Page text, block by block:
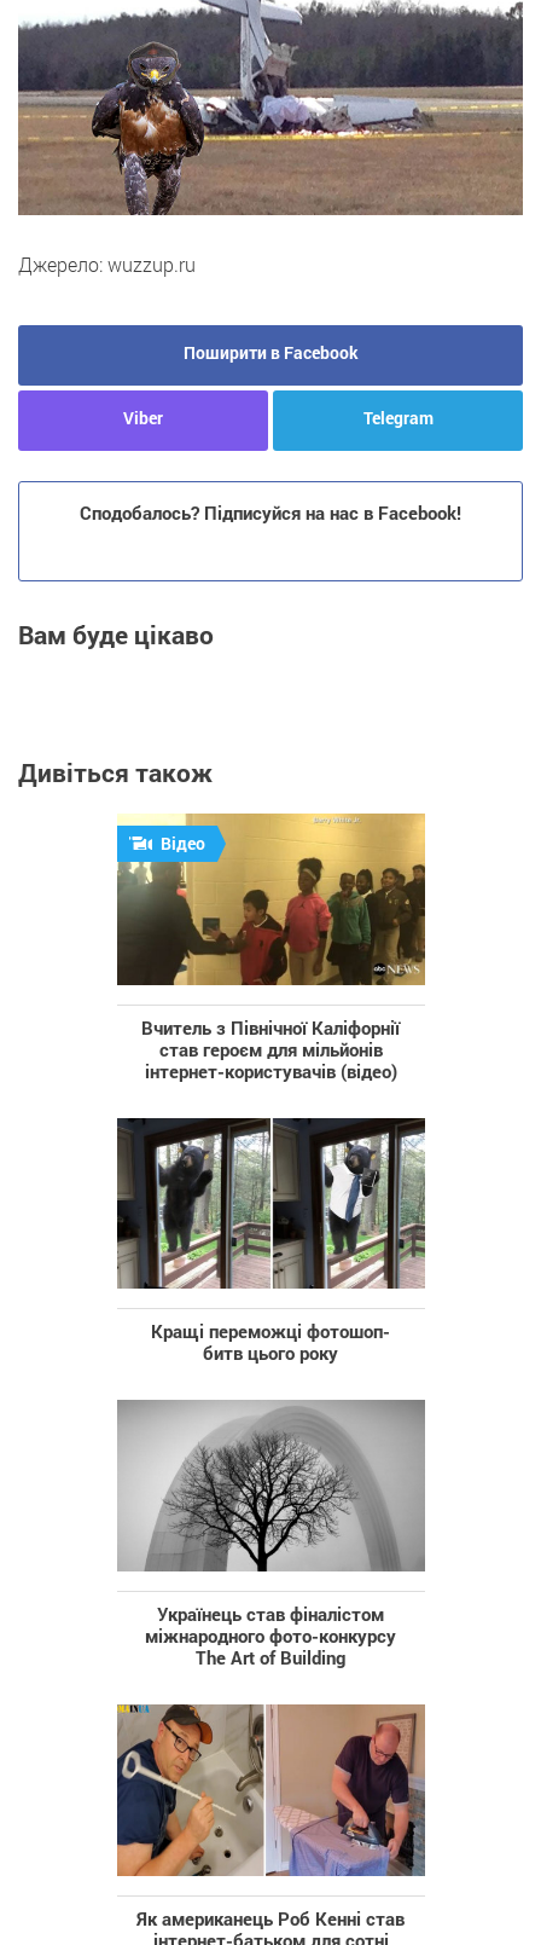
Джерело: wuzzup.ru
Поширити в Facebook
Viber Telegram
Сподобалось? Підписуйся на нас в Facebook!
Вам буде цікаво
Дивіться також
Відео
Вчитель з Північної Каліфорнії
став героєм для мільйонів
інтернет-користувачів (відео)
Кращі переможці фотошоп-
битв цього року
Українець став фіналістом
міжнародного фото-конкурсу
The Art of Building
Як американець Роб Кенні став
інтернет-батьком для сотні